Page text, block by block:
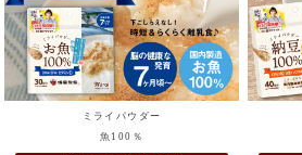
ミライパウダー
魚100％